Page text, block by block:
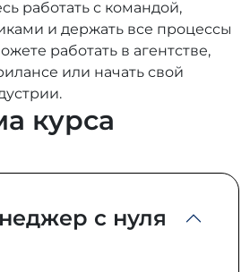
работать с командой,
и держать все процессы
работать в агентстве,
или начать свой
курса
с нуля